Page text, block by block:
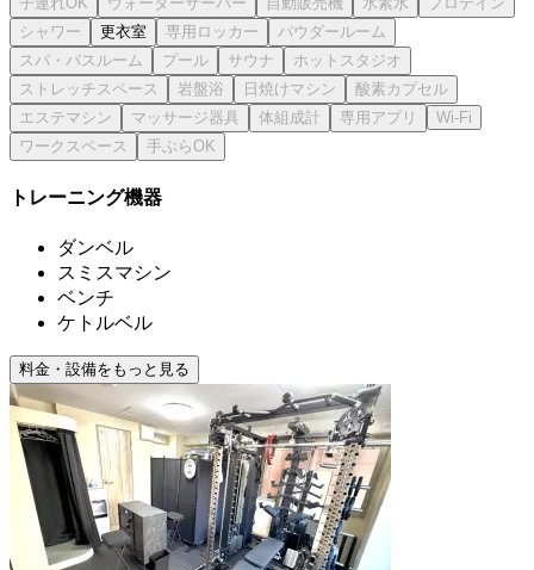
更衣室
トレーニング機器
ダンベル
スミスマシン
ベンチ
ケトルベル
料金・設備をもっと見る